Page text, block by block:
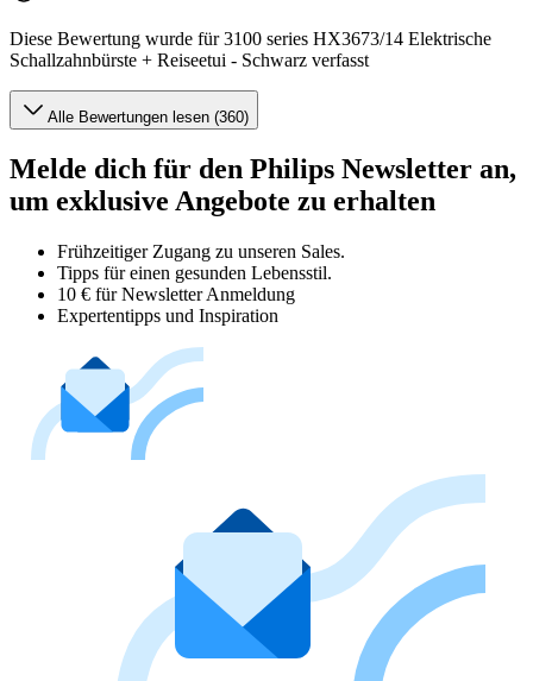
Diese Bewertung wurde für 3100 series HX3673/14 Elektrische
Schallzahnbürste + Reiseetui - Schwarz verfasst
Alle Bewertungen lesen (360)
Melde dich für den Philips Newsletter an,
um exklusive Angebote zu erhalten
Frühzeitiger Zugang zu unseren Sales.
Tipps für einen gesunden Lebensstil.
10 € für Newsletter Anmeldung
Expertentipps und Inspiration